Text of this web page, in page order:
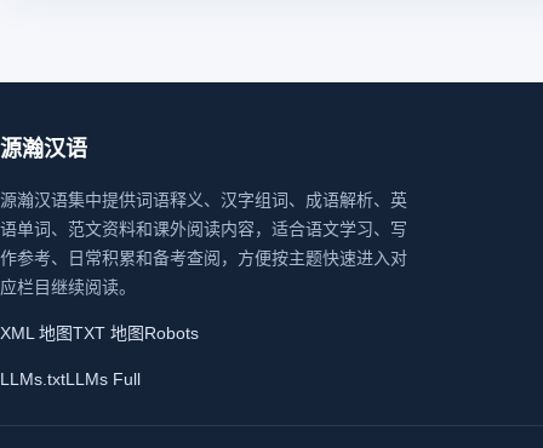
源瀚汉语
源瀚汉语集中提供词语释义、汉字组词、成语解析、英
语单词、范文资料和课外阅读内容，适合语文学习、写
作参考、日常积累和备考查阅，方便按主题快速进入对
应栏目继续阅读。
XML 地图TXT 地图Robots
LLMs.txtLLMs Full